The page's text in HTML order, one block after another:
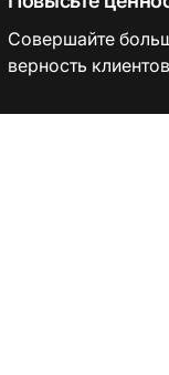
Совершайте
верность